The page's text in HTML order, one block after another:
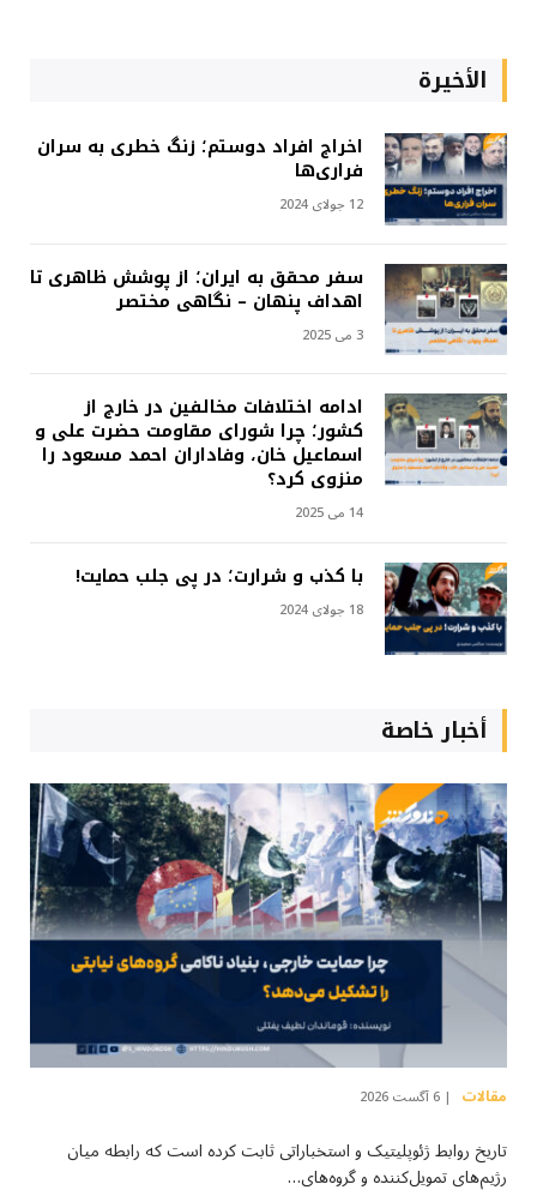
الأخيرة
اخراج افراد دوستم؛ زنگ خطری به سران
فراری‌ها
12 جولای 2024
سفر محقق به ایران؛ از پوشش ظاهری تا
اهداف پنهان – نگاهی مختصر
3 می 2025
ادامه اختلافات مخالفین در خارج از
کشور؛ چرا شورای مقاومت حضرت علی و
اسماعیل خان، وفاداران احمد مسعود را
منزوی کرد؟
14 می 2025
با کذب و شرارت؛ در پی جلب حمایت!
18 جولای 2024
أخبار خاصة
مقالات 6 آگست 2026
تاریخ روابط ژئوپلیتیک و استخباراتی ثابت کرده است که رابطه میان
رژیم‌های تمویل‌کننده و گروه‌های…